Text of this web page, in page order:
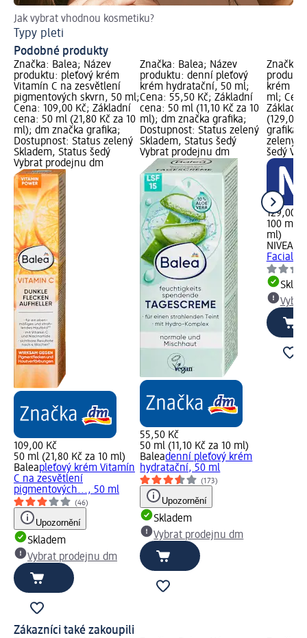
Jak vybrat vhodnou kosmetiku?
Typy pleti
Podobné produkty
Značka: Balea; Název
produktu: pleťový krém
Vitamín C na zesvětlení
pigmentových skvrn, 50 ml;
Cena: 109,00 Kč; Základní
cena: 50 ml (21,80 Kč za 10
ml); dm značka grafika;
Dostupnost: Status zelený
Skladem, Status šedý
Vybrat prodejnu dm
109,00 Kč
50 ml (21,80 Kč za 10 ml)
Baleapleťový krém Vitamín
C na zesvětlení
pigmentových..., 50 ml
(46)
Upozornění
Skladem
Vybrat prodejnu dm
Značka: Balea; Název
produktu: denní pleťový
krém hydratační, 50 ml;
Cena: 55,50 Kč; Základní
cena: 50 ml (11,10 Kč za 10
ml); dm značka grafika;
Dostupnost: Status zelený
Skladem, Status šedý
Vybrat prodejnu dm
55,50 Kč
50 ml (11,10 Kč za 10 ml)
Baleadenní pleťový krém
hydratační, 50 ml
(173)
Upozornění
Skladem
Vybrat prodejnu dm
Značka:
krém
ml;
(129,00
grafika;
zelený
šedý
129,00
100 ml
ml)
NIVEA
Facial
Zákazníci také zakoupili